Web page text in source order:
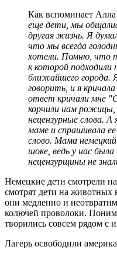
Как вспоминает Алла
еще дети, мы
другая жизнь. Я
что мы всегда
хотели. Помню, что
к которой подходили
ближайшего города.
говорить, и я
ответ кричали мне
корчили нам рожицы,
нецензурные слова. А
маме и спрашивала
слово. Мама
шоке, ведь у нас
нецензурщины не
Немецкие дети смотрели
смотрят дети на животных
они медленно и
колючей проволоки.
творились совсем рядом с
Лагерь освободили